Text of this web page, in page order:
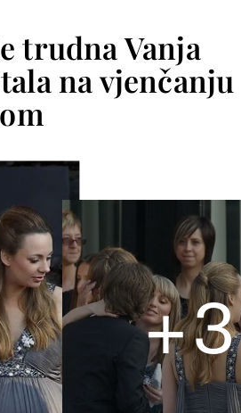
trudna Vanja
na vjenčanju
+3